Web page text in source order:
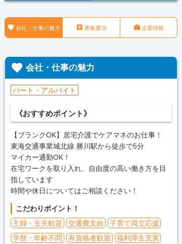
 会社・仕事の魅力  募集要項 企業情報
 会社・仕事の魅力
パート・アルバイト
《おすすめポイント》
【ブランクOK】居宅介護でケアマネのお仕事！
東海交通事業城北線 勝川駅から徒歩で5分
マイカー通勤OK！
在宅ワークを取り入れ、自由度の高い働き方を目
指しています
時間や休日についてはご相談ください！
こだわりポイント！
主婦・主夫歓迎
交通費支給
子育て両立応援
学歴・年齢不問
有資格者歓迎
福利厚生充実